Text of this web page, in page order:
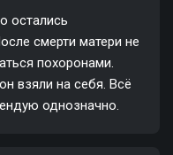
остались
смерти матери не
похоронами.
взяли на себя. Всё
однозначно.